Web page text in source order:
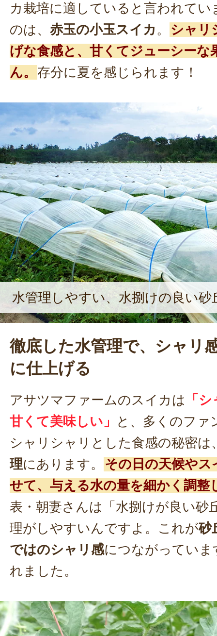
カ栽培に適していると言われてい
のは、 赤玉の小玉スイカ 。
シャリ
げな食感と、甘くてジューシーな
ん。 存分に夏を感じられます！
水管理しやすい、水捌けの良い砂
徹底した水管理で、シャリ
に仕上げる
アサツマファームのスイカは 「
甘くて美味しい」
と、多くのファ
シャリシャリとした食感の秘密は
理にあります。
その日の天候や
せて、与える水の量を細かく調整
表・朝妻さんは「水捌けが良い砂
理がしやすいんですよ。これが砂
ではのシャリ感につながってい
れました。